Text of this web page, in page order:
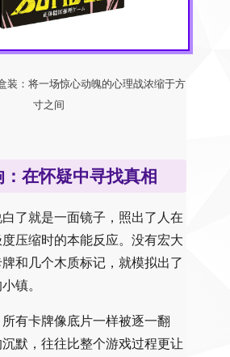
装：将一场惊心动魄的心理战浓缩于方
寸之间
在怀疑中寻找真相
白了就是一面镜子，照出了人在
压缩时的本能反应。没有宏大
和几个木质标记，就模拟出了
镇。
有卡牌像底片一样被逐一翻
默，往往比整个游戏过程更让